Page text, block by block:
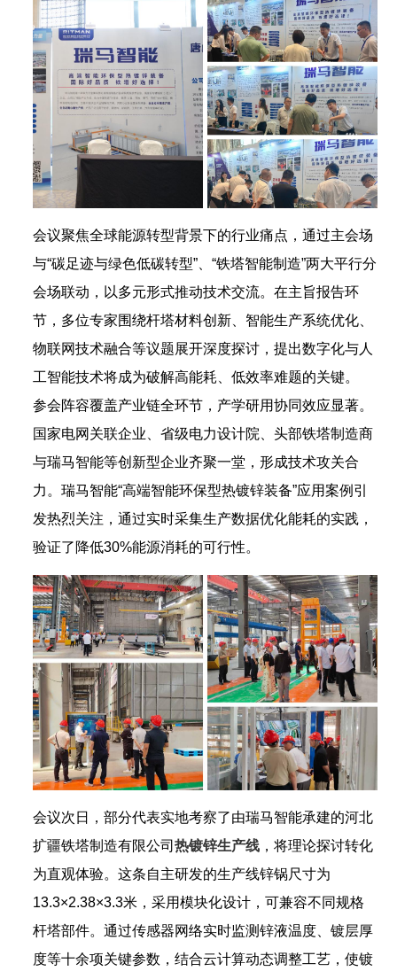
会议聚焦全球能源转型背景下的行业痛点，通过主会场
与“碳足迹与绿色低碳转型”、“铁塔智能制造”两大平行分
会场联动，以多元形式推动技术交流。在主旨报告环
节，多位专家围绕杆塔材料创新、智能生产系统优化、
物联网技术融合等议题展开深度探讨，提出数字化与人
工智能技术将成为破解高能耗、低效率难题的关键。
参会阵容覆盖产业链全环节，产学研用协同效应显著。
国家电网关联企业、省级电力设计院、头部铁塔制造商
与瑞马智能等创新型企业齐聚一堂，形成技术攻关合
力。瑞马智能“高端智能环保型热镀锌装备”应用案例引
发热烈关注，通过实时采集生产数据优化能耗的实践，
验证了降低30%能源消耗的可行性。
会议次日，部分代表实地考察了由瑞马智能承建的河北
扩疆铁塔制造有限公司热镀锌生产线 ，将理论探讨转化
为直观体验。这条自主研发的生产线锌锅尺寸为
13.3×2.38×3.3米，采用模块化设计，可兼容不同规格
杆塔部件。通过传感器网络实时监测锌液温度、镀层厚
度等十余项关键参数，结合云计算动态调整工艺，使镀